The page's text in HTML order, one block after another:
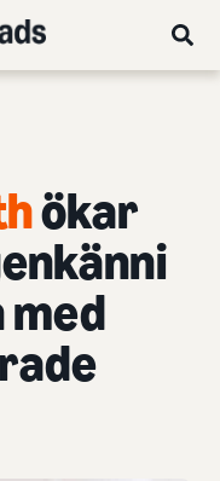
ökar
med